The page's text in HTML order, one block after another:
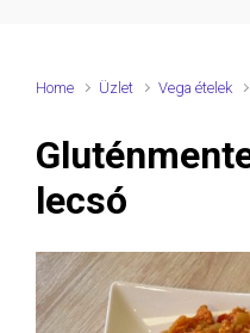
Home Üzlet Vega ételek
lecsó